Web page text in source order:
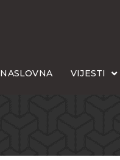
NASLOVNA VIJESTI